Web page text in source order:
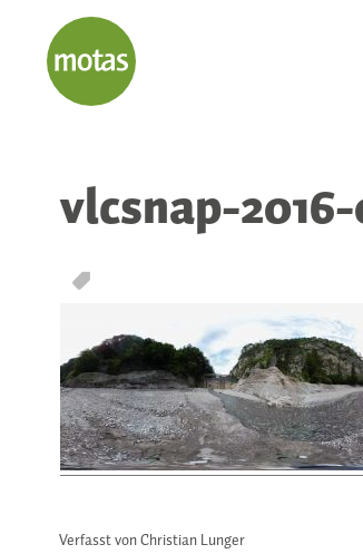
vlcsnap-
T
Verfasst von Christian Lunger